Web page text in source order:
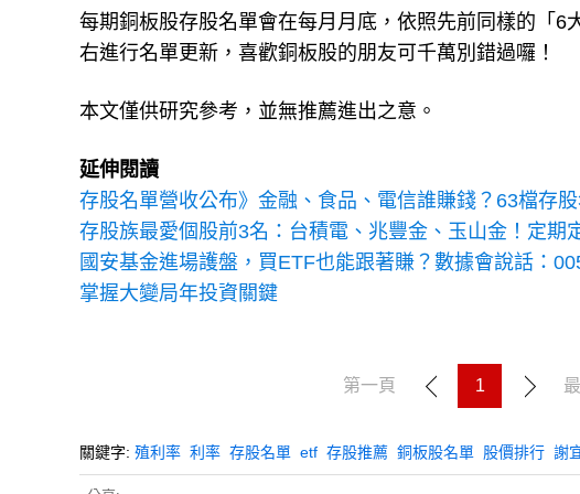
每期銅板股存股名單會在每月月底，依照先前同樣的「
右進行名單更新，喜歡銅板股的朋友可千萬別錯過囉！
本文僅供研究參考，並無推薦進出之意。
延伸閱讀
存股名單營收公布》金融、食品、電信誰賺錢？63檔存
存股族最愛個股前3名：台積電、兆豐金、玉山金！定
國安基金進場護盤，買ETF也能跟著賺？數據會說話：
掌握大變局年投資關鍵
第一頁 1
關鍵字: 殖利率 利率 存股名單 etf 存股推薦 銅板股名單 股價排行 謝